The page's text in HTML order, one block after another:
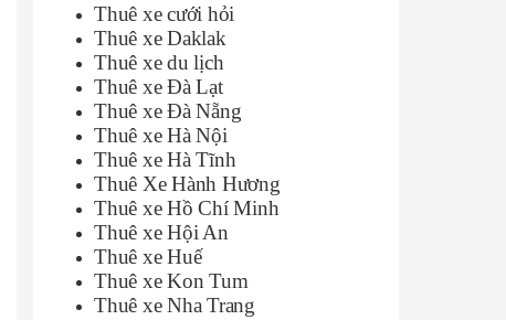
Thuê xe cưới hỏi
Thuê xe Daklak
Thuê xe du lịch
Thuê xe Đà Lạt
Thuê xe Đà Nẵng
Thuê xe Hà Nội
Thuê xe Hà Tĩnh
Thuê Xe Hành Hương
Thuê xe Hồ Chí Minh
Thuê xe Hội An
Thuê xe Huế
Thuê xe Kon Tum
Thuê xe Nha Trang